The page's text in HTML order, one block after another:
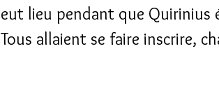
eut lieu pendant que Quirinius
Tous allaient se faire inscrire,